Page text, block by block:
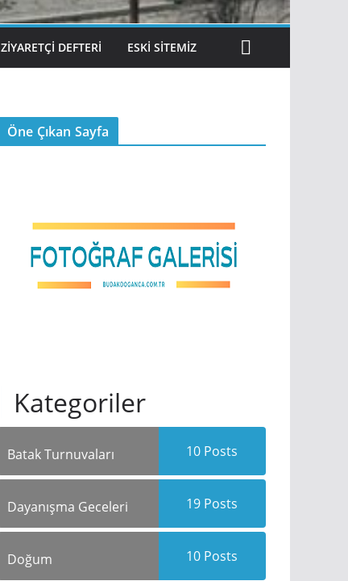
ZIYARETÇI DEFTERI ESKI SITEMIZ
Öne Çıkan Sayfa
Kategoriler
Batak Turnuvaları 10 Posts
Dayanışma Geceleri 19 Posts
Doğum 10 Posts